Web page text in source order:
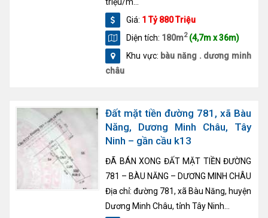
Giá: 1 Tỷ 880 Triệu
Diện tích: 180m2 (4,7m x 36m)
Khu vực: bàu năng . dương minh
châu
Đất mặt tiền đường 781, xã Bàu
Năng, Dương Minh Châu, Tây
Ninh – gần cầu k13
ĐÃ BÁN XONG ĐẤT MẶT TIỀN ĐƯỜNG
781 – BÀU NĂNG – DƯƠNG MINH CHÂU
Địa chỉ: đường 781, xã Bàu Năng, huyện
Dương Minh Châu, tỉnh Tây Ninh...